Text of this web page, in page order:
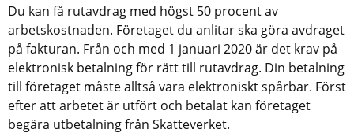
Du kan få rutavdrag med högst 50 procent av
arbetskostnaden. Företaget du anlitar ska göra avdraget
på fakturan. Från och med 1 januari 2020 är det krav på
elektronisk betalning för rätt till rutavdrag. Din betalning
till företaget måste alltså vara elektroniskt spårbar. Först
efter att arbetet är utfört och betalat kan företaget
begära utbetalning från Skatteverket.